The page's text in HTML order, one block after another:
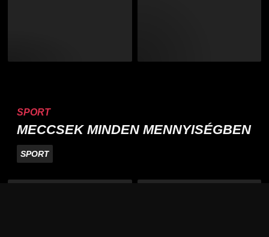
SPORT
MECCSEK MINDEN MENNYISÉGBEN
SPORT